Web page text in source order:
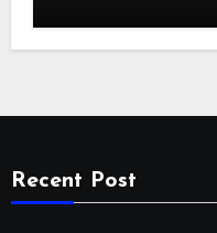
Recent Post